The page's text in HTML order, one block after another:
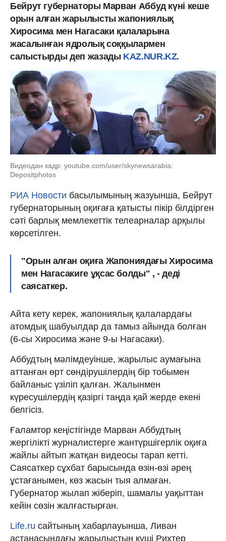
Бейрут губернаторы Марван Аббуд күні кеше
орын алған жарылысты жапониялық
Хиросима мен Нагасаки қалаларына
жасалынған ядролық соққылармен
салыстырды деп жазады KAZ.NUR.KZ.
Видеодан кадр: youtube.com/user/skynewsarabia:
Depositphotos
РИА Новости басылымының жазуынша, Бейрут
губернаторының оқиғаға қатысты пікір білдірген
сәті барлық мемлекеттік телеарналар арқылы
көрсетілген.
"Орын алған оқиға Жапониядағы Хиросима
мен Нагасакиге ұқсас болды" , - деді
саясаткер.
Айта кету керек, жапониялық қалалардағы
атомдық шабуылдар да тамыз айында болған
(6-сы Хиросима және 9-ы Нагасаки).
Аббудтың мәлімдеуінше, жарылыс аумағына
аттанған өрт сөндірушілердің бір тобымен
байланыс үзіліп қалған. Жалынмен
күресушілердің қазіргі таңда қай жерде екені
белгісіз.
Ғаламтор кеңістігінде Марван Аббудтың
жергілікті журналистерге жантүршігерлік оқиға
жайлы айтып жатқан видеосы тарап кетті.
Саясаткер сұхбат барысында өзін-өзі әрең
ұстағанымен, көз жасын тыя алмаған.
Губернатор жылап жіберіп, шамалы уақыттан
кейін сөзін жалғастырған.
Life.ru сайтының хабарлауынша, Ливан
астанасындағы жарылыстың күші Рихтер